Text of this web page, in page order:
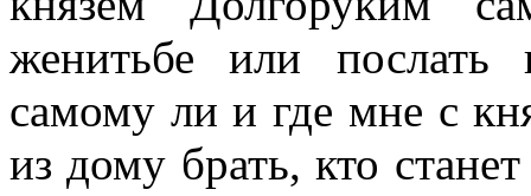
женитьбе или послать
самому ли и где мне с
из дому брать, кто